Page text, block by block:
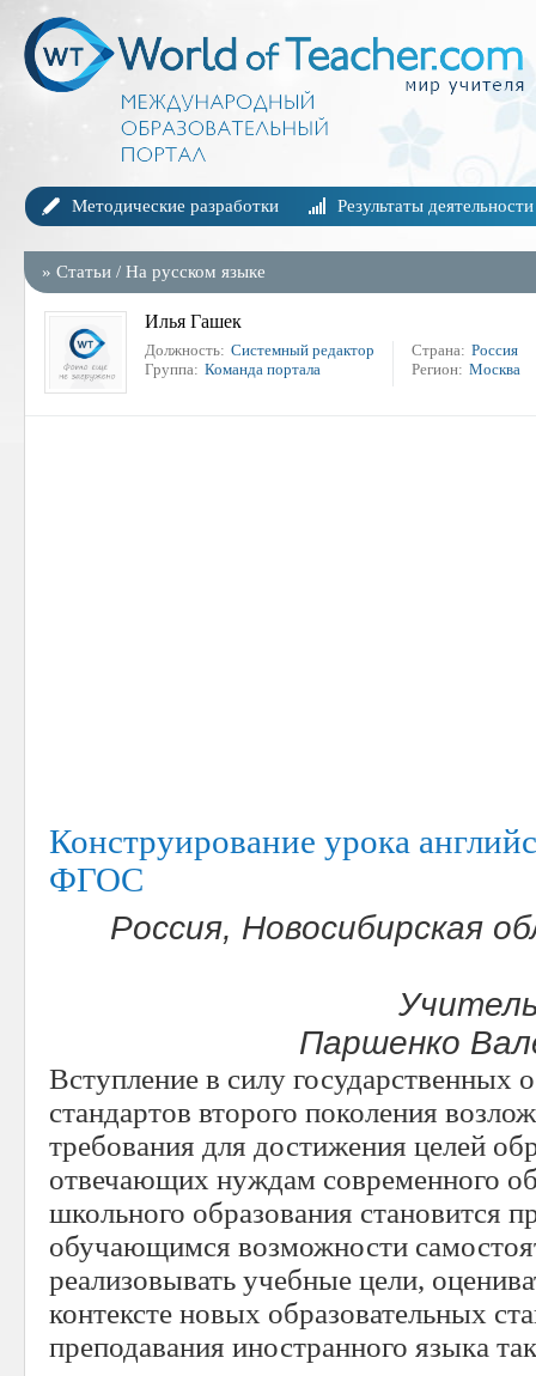
Методические разработки Результаты деятельности
» Статьи / На русском языке
Илья Гашек
Должность: Системный редактор
Группа: Команда портала
Страна: Россия
Регион: Москва
Конструирование урока
ФГОС
Россия, Новосибирская
Паршенко
Вступление в силу государственных
стандартов второго поколения
требования для достижения целей
отвечающих нуждам современного
школьного образования становится
обучающимся возможности
реализовывать учебные цели,
контексте новых образовательных
преподавания иностранного языка